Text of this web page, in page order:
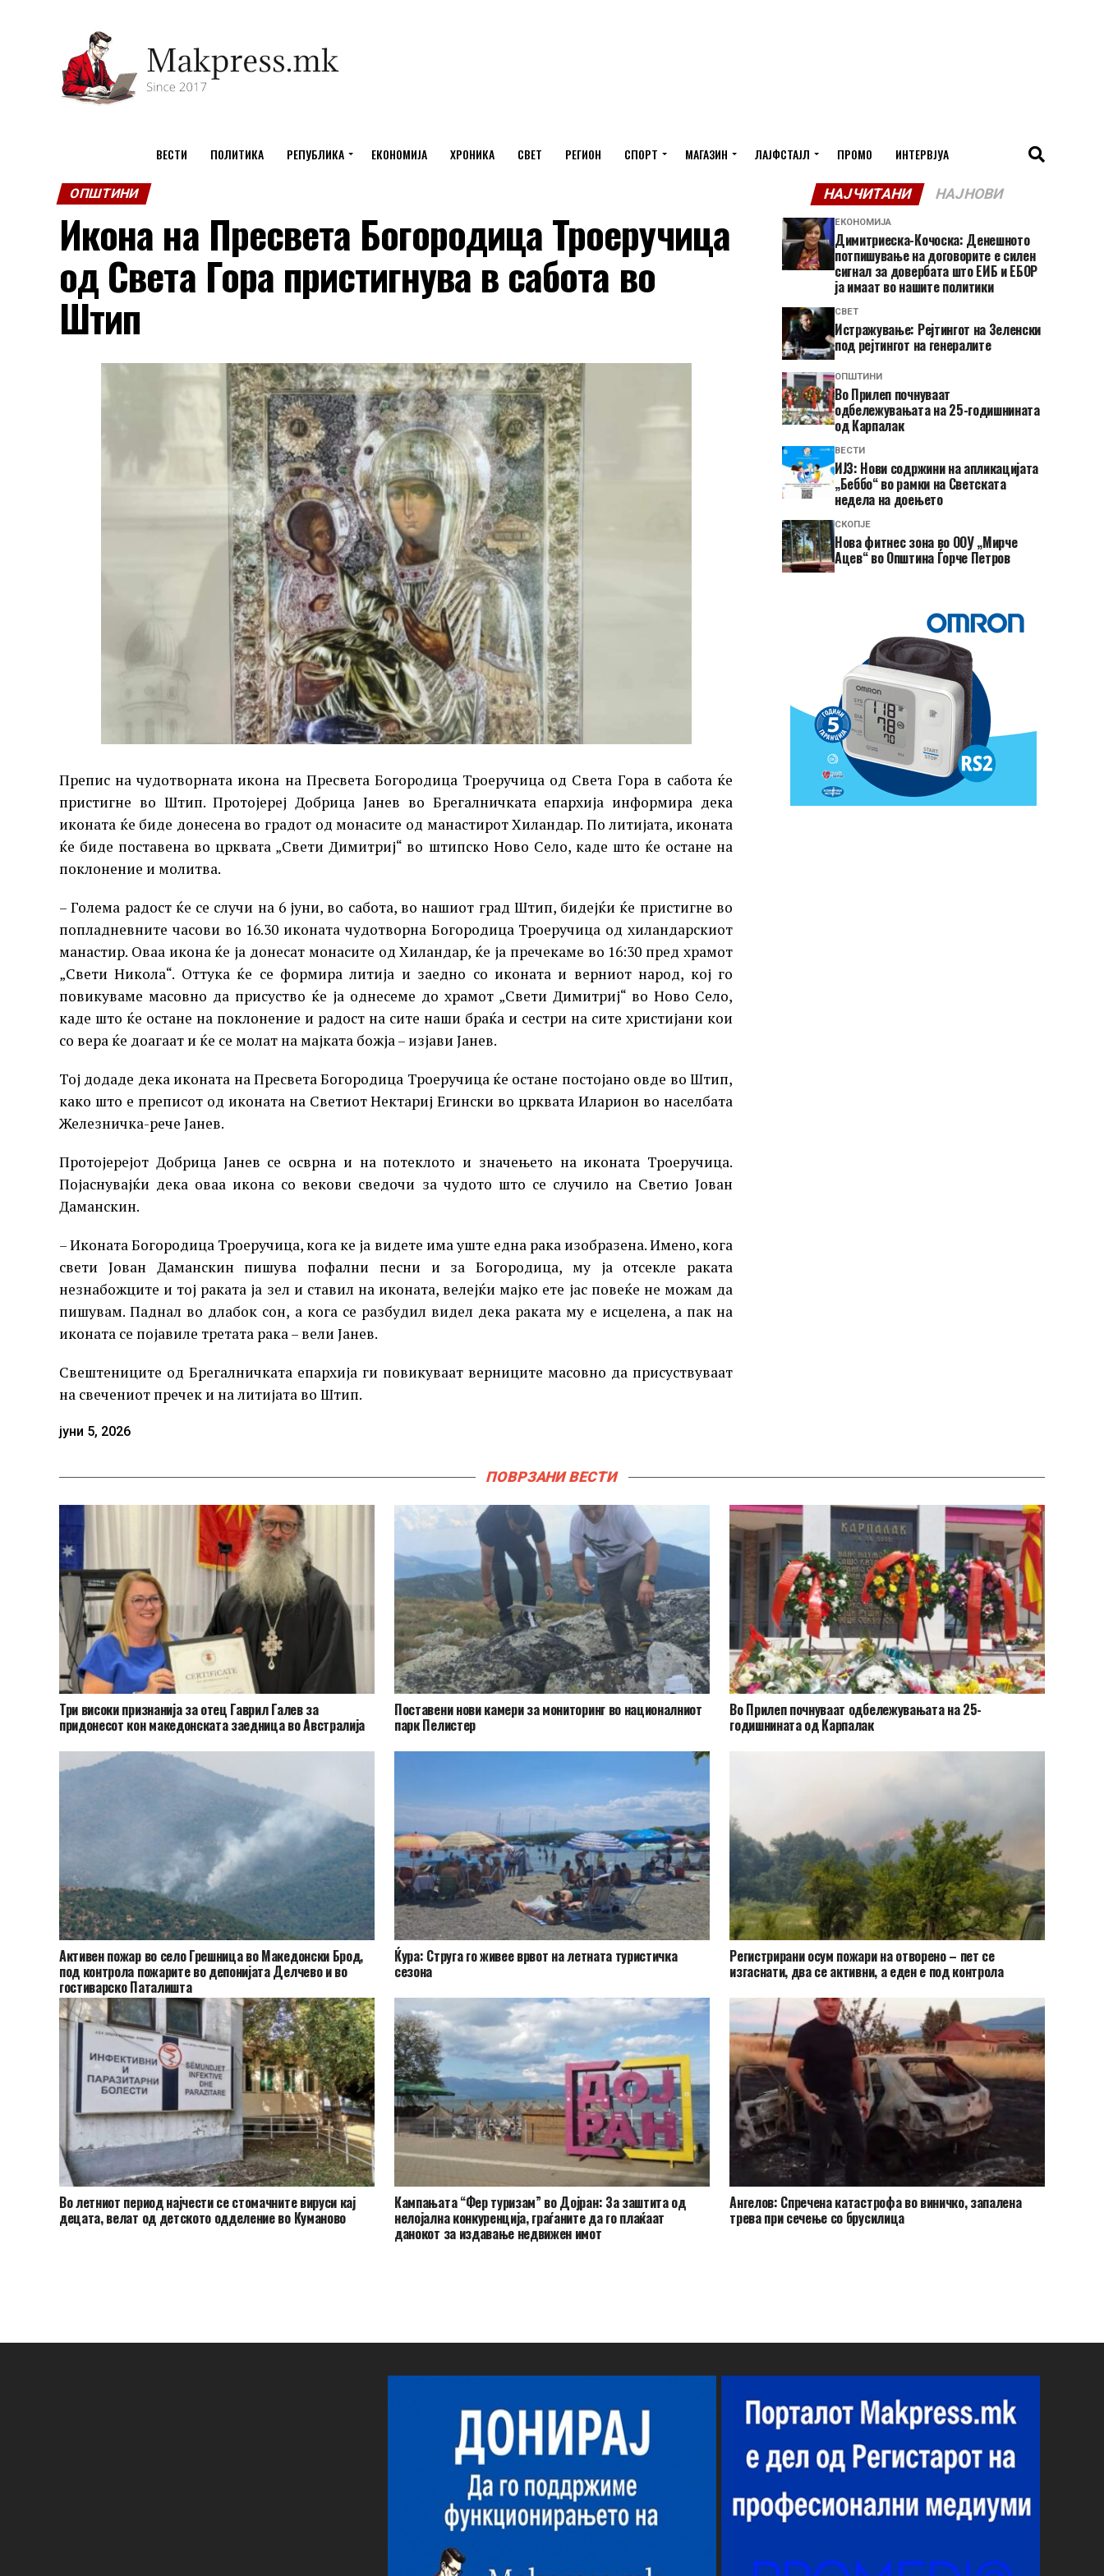
ВЕСТИ ПОЛИТИКА РЕПУБЛИКА ЕКОНОМИЈА ХРОНИКА СВЕТ РЕГИОН СПОРТ МАГАЗИН ЛАЈФСТАЈЛ ПРОМО ИНТЕРВЈУА
ОПШТИНИ
Икона на Пресвета Богородица Троеручица
од Света Гора пристигнува в сабота во
Штип
Препис на чудотворната икона на Пресвета Богородица Троеручица од Света Гора в сабота ќе
пристигне во Штип. Протојереј Добрица Јанев во Брегалничката епархија информира дека
иконата ќе биде донесена во градот од монасите од манастирот Хиландар. По литијата, иконата
ќе биде поставена во црквата „Свети Димитриј“ во штипско Ново Село, каде што ќе остане на
поклонение и молитва.
– Голема радост ќе се случи на 6 јуни, во сабота, во нашиот град Штип, бидејќи ќе пристигне во
попладневните часови во 16.30 иконата чудотворна Богородица Троеручица од хиландарскиот
манастир. Оваа икона ќе ја донесат монасите од Хиландар, ќе ја пречекаме во 16:30 пред храмот
„Свети Никола“. Оттука ќе се формира литија и заедно со иконата и верниот народ, кој го
повикуваме масовно да присуство ќе ја однесеме до храмот „Свети Димитриј“ во Ново Село,
каде што ќе остане на поклонение и радост на сите наши браќа и сестри на сите христијани кои
со вера ќе доагаат и ќе се молат на мајката божја – изјави Јанев.
Тој додаде дека иконата на Пресвета Богородица Троеручица ќе остане постојано овде во Штип,
како што е преписот од иконата на Светиот Нектариј Егински во црквата Иларион во населбата
Железничка-рече Јанев.
Протојерејот Добрица Јанев се осврна и на потеклото и значењето на иконата Троеручица.
Појаснувајќи дека оваа икона со векови сведочи за чудото што се случило на Светио Јован
Даманскин.
– Иконата Богородица Троеручица, кога ке ја видете има уште една рака изобразена. Имено, кога
свети Јован Даманскин пишува пофални песни и за Богородица, му ја отсекле раката
незнабожците и тој раката ја зел и ставил на иконата, велејќи мајко ете јас повеќе не можам да
пишувам. Паднал во длабок сон, а кога се разбудил видел дека раката му е исцелена, а пак на
иконата се појавиле третата рака – вели Јанев.
Свештениците од Брегалничката епархија ги повикуваат верниците масовно да присуствуваат
на свечениот пречек и на литијата во Штип.
јуни 5, 2026
НАЈЧИТАНИ НАЈНОВИ
ЕКОНОМИЈА
Димитриеска-Кочоска: Денешното
потпишување на договорите е силен
сигнал за довербата што ЕИБ и ЕБОР
ја имаат во нашите политики
СВЕТ
Истражување: Рејтингот на Зеленски
под рејтингот на генералите
ОПШТИНИ
Во Прилеп почнуваат
одбележувањата на 25-годишнината
од Карпалак
ВЕСТИ
ИЈЗ: Нови содржини на апликацијата
„Беббо“ во рамки на Светската
недела на доењето
СКОПЈЕ
Нова фитнес зона во ООУ „Мирче
Ацев“ во Општина Ѓорче Петров
ПОВРЗАНИ ВЕСТИ
Три високи признанија за отец Гаврил Галев за
придонесот кон македонската заедница во Австралија
Поставени нови камери за мониторинг во националниот
парк Пелистер
Во Прилеп почнуваат одбележувањата на 25-
годишнината од Карпалак
Активен пожар во село Грешница во Македонски Брод,
под контрола пожарите во депонијата Делчево и во
гостиварско Паталишта
Ќура: Струга го живее врвот на летната туристичка
сезона
Регистрирани осум пожари на отворено – пет се
изгаснати, два се активни, а еден е под контрола
Во летниот период најчести се стомачните вируси кај
децата, велат од детското одделение во Куманово
Кампањата “Фер туризам” во Дојран: За заштита од
нелојална конкуренција, граѓаните да го плаќаат
данокот за издавање недвижен имот
Ангелов: Спречена катастрофа во виничко, запалена
трева при сечење со брусилица